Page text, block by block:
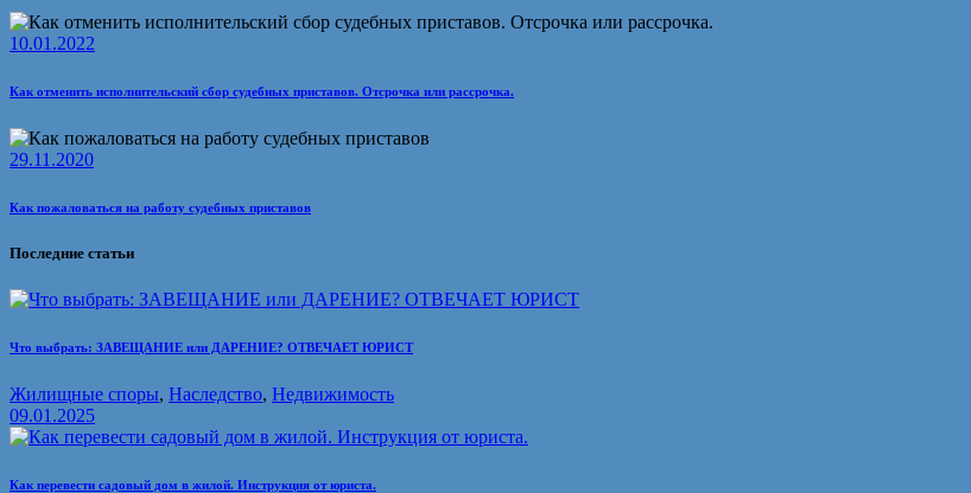
10.01.2022
Как отменить исполнительский сбор судебных приставов. Отсрочка или рассрочка.
29.11.2020
Как пожаловаться на работу судебных приставов
Последние статьи
Что выбрать: ЗАВЕЩАНИЕ или ДАРЕНИЕ? ОТВЕЧАЕТ ЮРИСТ
Жилищные споры, Наследство, Недвижимость
09.01.2025
Как перевести садовый дом в жилой. Инструкция от юриста.